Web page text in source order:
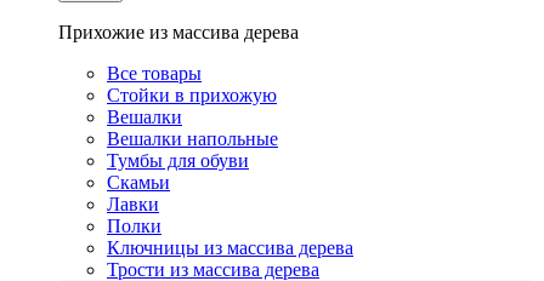
Прихожие из массива дерева
Все товары
Стойки в прихожую
Вешалки
Вешалки напольные
Тумбы для обуви
Скамьи
Лавки
Полки
Ключницы из массива дерева
Трости из массива дерева